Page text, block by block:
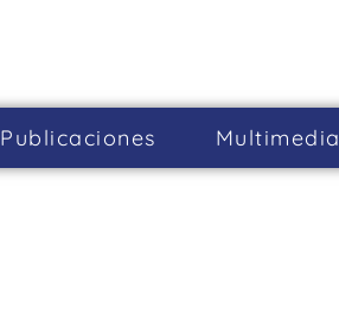
Publicaciones Multimedia